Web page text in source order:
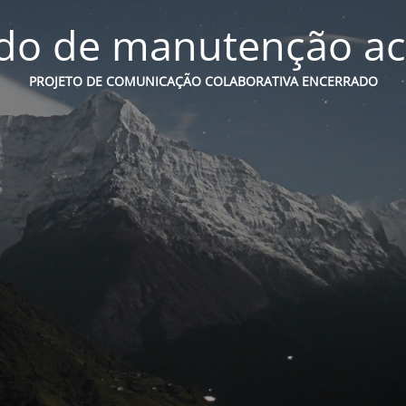
de manutenção
PROJETO DE COMUNICAÇÃO COLABORATIVA ENCERRADO